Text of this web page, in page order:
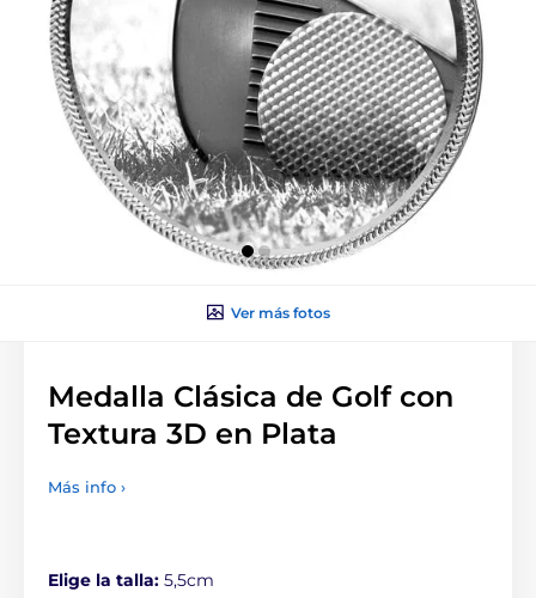
Ver más fotos
Medalla Clásica de Golf con
Textura 3D en Plata
Más info ›
Elige la talla: 5,5cm